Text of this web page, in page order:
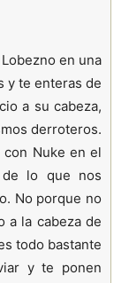
en una
y te enteras de
a su cabeza,
derroteros.
Nuke en el
lo que nos
No porque no
a la cabeza de
todo bastante
y te ponen